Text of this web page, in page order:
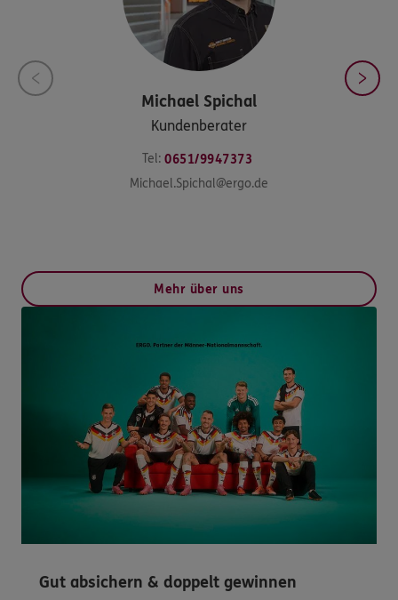
Michael Spichal
Kundenberater
Tel: 0651/9947373
Michael.Spichal@ergo.de
Mehr über uns
Gut absichern & doppelt gewinnen